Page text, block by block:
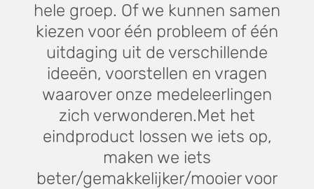
hele groep. Of we kunnen samen
kiezen voor één probleem of één
uitdaging uit de verschillende
ideeën, voorstellen en vragen
waarover onze medeleerlingen
zich verwonderen.Met het
eindproduct lossen we iets op,
maken we iets
beter/gemakkelijker/mooier voor